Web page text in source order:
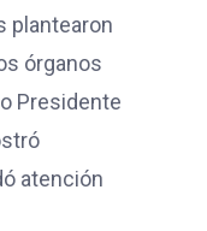
plantearon
órganos
Presidente
atención